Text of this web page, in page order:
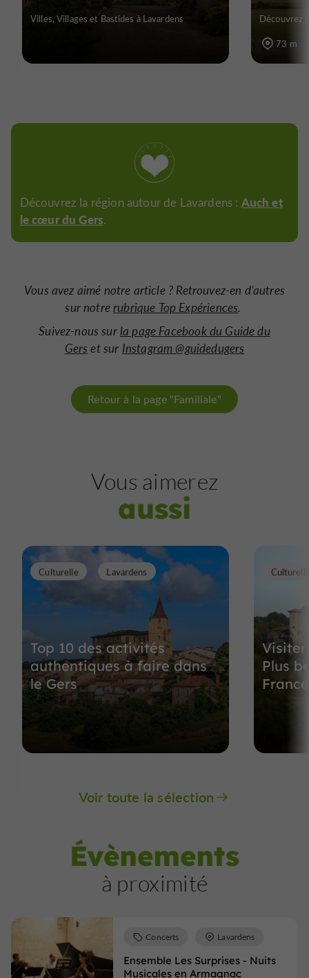
Villes, Villages et Bastides à Lavardens Découvrez
73 m
Découvrez la région autour de Lavardens : Auch et
le cœur du Gers.
Vous avez aimé notre article ? Retrouvez-en d’autres
sur notrerubrique Top Expériences.
Suivez-nous surla page Facebook du Guide du
Gers et sur Instagram @guidedugers
Retour à la page "Familiale"
Vous aimerez
aussi
Top 10 des activités
authentiques à faire dans
le Gers
Culturelle Lavardens
Visiter
Plus
Voir toute la sélection
Évènements
à proximité
Ensemble Les Surprises - Nuits
Musicales en Armagnac
Concerts Lavardens